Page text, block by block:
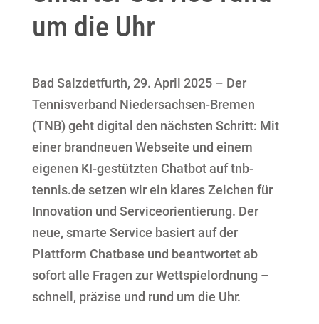
um die Uhr
Bad Salzdetfurth, 29. April 2025 – Der
Tennisverband Niedersachsen-Bremen
(TNB) geht digital den nächsten Schritt: Mit
einer brandneuen Webseite und einem
eigenen KI-gestützten Chatbot auf tnb-
tennis.de setzen wir ein klares Zeichen für
Innovation und Serviceorientierung. Der
neue, smarte Service basiert auf der
Plattform Chatbase und beantwortet ab
sofort alle Fragen zur Wettspielordnung –
schnell, präzise und rund um die Uhr.